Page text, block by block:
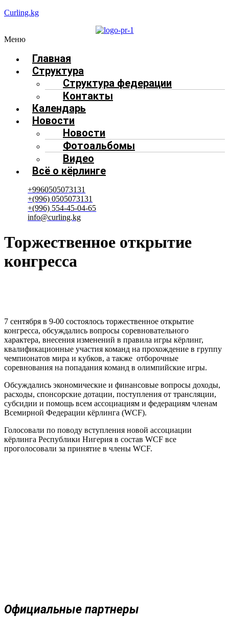
Curling.kg
Меню
Главная
Структура
Структура федерации
Контакты
Календарь
Новости
Новости
Фотоальбомы
Видео
Всё о кёрлинге
+9960505073131
+(996) 0505073131
+(996) 554-45-04-65
info@curling.kg
Торжественное открытие
конгресса
7 сентября в 9-00 состоялось торжественное открытие
конгресса, обсуждались вопросы соревновательного
характера, внесения изменений в правила игры кёрлинг,
квалификационные участия команд на прохождение в группу
чемпионатов мира и кубков, а также отборочные
соревнования на попадания команд в олимпийские игры.
Обсуждались экономические и финансовые вопросы доходы,
расходы, спонсорские дотации, поступления от трансляции,
субсидии и помощь всем ассоциациям и федерациям членам
Всемирной Федерации кёрлинга (WCF).
Голосовали по поводу вступления новой ассоциации
кёрлинга Республики Нигерия в состав WCF все
проголосовали за принятие в члены WCF.
Официальные партнеры